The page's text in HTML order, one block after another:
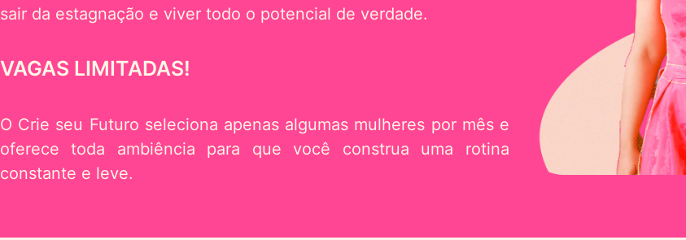
sair da estagnação e viver todo o potencial de verdade.
VAGAS LIMITADAS!
O Crie seu Futuro seleciona apenas algumas mulheres por mês e
oferece toda ambiência para que você construa uma rotina
constante e leve.